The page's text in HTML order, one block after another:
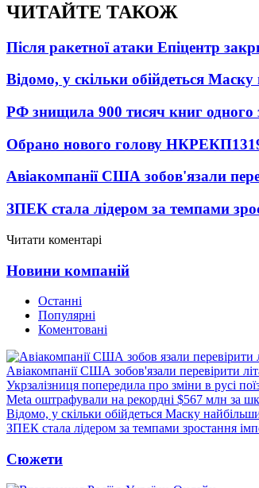
ЧИТАЙТЕ ТАКОЖ
Після ракетної атаки Епіцентр
Відомо, у скільки обійдеться Маску
РФ знищила 900 тисяч книг одного
Обрано нового голову НКРЕКП
Авіакомпанії США зобов'язали
ЗПЕК стала лідером за темпами
Читати коментарі
Новини компаній
Останні
Популярні
Коментовані
Авіакомпанії США зобов'язали перевірити
Укрзалізниця попередила про зміни в русі
Meta оштрафували на рекордні $567 млн за
Відомо, у скільки обійдеться Маску
ЗПЕК стала лідером за темпами зростання
Сюжети